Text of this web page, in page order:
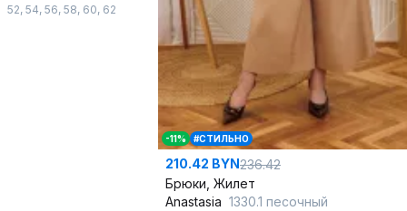
52, 54, 56, 58, 60, 62
-11% #СТИЛЬНО
210.42 BYN236.42
Брюки, Жилет
Anastasia 1330.1 песочный